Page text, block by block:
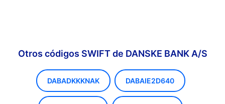
Otros códigos SWIFT de DANSKE BANK A/S
DABADKKKNAK DABAIE2D640